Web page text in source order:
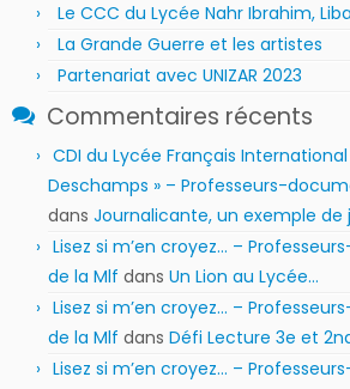
Le CCC du Lycée Nahr Ibrahim,
La Grande Guerre et les artistes
Partenariat avec UNIZAR 2023
Commentaires récents
CDI du Lycée Français International
Deschamps » – Professeurs-
dans Journalicante, un exemple de
Lisez si m’en croyez… –
de la Mlf dans Un Lion au Lycée…
Lisez si m’en croyez… –
de la Mlf dans Défi Lecture 3e et
Lisez si m’en croyez… –